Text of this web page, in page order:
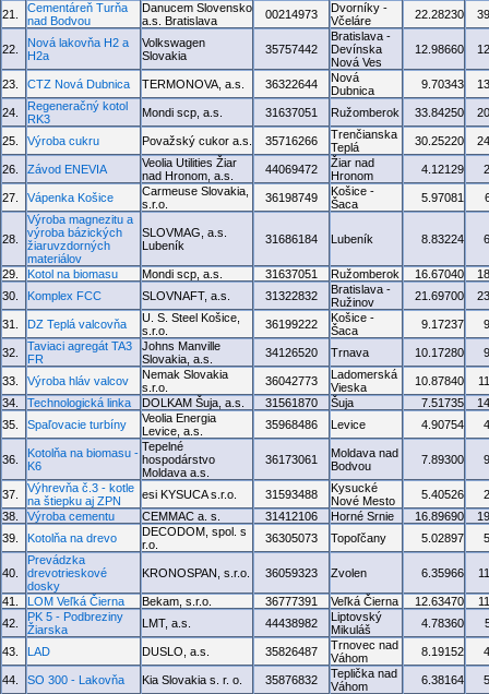
21.
Cementáreň Turňa
nad Bodvou
Danucem Slovensko
a.s. Bratislava
00214973
Dvorníky -
Včeláre
22.28230
22.
Nová lakovňa H2 a
H2a
Volkswagen
Slovakia
35757442
Bratislava -
Devínska
Nová Ves
12.98660
23. CTZ Nová Dubnica TERMONOVA, a.s. 36322644
Nová
Dubnica
9.70343
24.
Regeneračný kotol
RK3
Mondi scp, a.s. 31637051 Ružomberok 33.84250
25. Výroba cukru Považský cukor a.s. 35716266
Trenčianska
Teplá
30.25220
26. Závod ENEVIA
Veolia Utilities Žiar
nad Hronom, a.s.
44069472
Žiar nad
Hronom
4.12129
27. Vápenka Košice
Carmeuse Slovakia,
s.r.o.
36198749
Košice -
Šaca
5.97081
28.
Výroba magnezitu a
výroba bázických
žiaruvzdorných
materiálov
SLOVMAG, a.s.
Lubeník
31686184 Lubeník 8.83224
29. Kotol na biomasu Mondi scp, a.s. 31637051 Ružomberok 16.67040
30.
Komplex FCC SLOVNAFT, a.s. 31322832
Bratislava -
Ružinov
21.69700
31. DZ Teplá valcovňa
U. S. Steel Košice,
s.r.o.
36199222
Košice -
Šaca
9.17237
32.
Taviaci agregát TA3
FR
Johns Manville
Slovakia, a.s.
34126520 Trnava 10.17280
33. Výroba hláv valcov
Nemak Slovakia
s.r.o.
36042773
Ladomerská
Vieska
10.87840
34.
Technologická linka DOLKAM Šuja, a.s. 31561870 Šuja 7.51735
35.
Spaľovacie turbíny
Veolia Energia
Levice, a.s.
35968486 Levice 4.90754
36.
Kotolňa na biomasu -
K6
Tepelné
hospodárstvo
Moldava a.s.
36173061
Moldava nad
Bodvou
7.89300
37.
Výhrevňa č.3 - kotle
na štiepku aj ZPN
esi KYSUCA s.r.o. 31593488
Kysucké
Nové Mesto
5.40526
38.
Výroba cementu CEMMAC a. s. 31412106 Horné Srnie 16.89690
39.
Kotolňa na drevo
DECODOM, spol. s
r.o.
36305073 Topoľčany 5.02897
40.
Prevádzka
drevotrieskové
dosky
KRONOSPAN, s.r.o. 36059323 Zvolen 6.35966
41. LOM Veľká Čierna Bekam, s.r.o. 36777391 Veľká Čierna 12.63470
42.
PK 5 - Podbreziny
Žiarska
LMT, a.s. 44438982
Liptovský
Mikuláš
4.78360
43. LAD DUSLO, a.s. 35826487
Trnovec nad
Váhom
8.19152
44. SO 300 - Lakovňa Kia Slovakia s. r. o. 35876832
Teplička nad
Váhom
6.38164